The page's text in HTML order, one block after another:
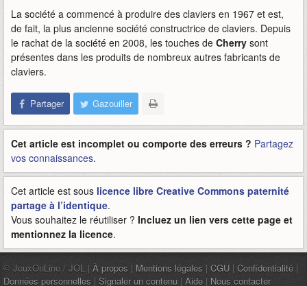
La société a commencé à produire des claviers en 1967 et est,
de fait, la plus ancienne société constructrice de claviers. Depuis
le rachat de la société en 2008, les touches de Cherry sont
présentes dans les produits de nombreux autres fabricants de
claviers.
Partager Gazouiller
Cet article est incomplet ou comporte des erreurs ? Partagez
vos connaissances.
Cet article est sous licence libre Creative Commons paternité
partage à l’identique.
Vous souhaitez le réutiliser ? Incluez un lien vers cette page et
mentionnez la licence.
© JeuxOnLine / JOL | À propos | Mentions légales | CGU | Confidentialité |
Données personnelles | Signaler un contenu | Aide | Nous contacter